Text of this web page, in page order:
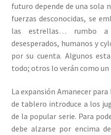
futuro depende de una sola
fuerzas desconocidas, se
las estrellas… rumbo a
desesperados, humanos y
por su cuenta. Algunos
todo; otros lo verán como
La expansión Amanecer
de tablero introduce a los
de la popular serie. Para
debe alzarse por encima